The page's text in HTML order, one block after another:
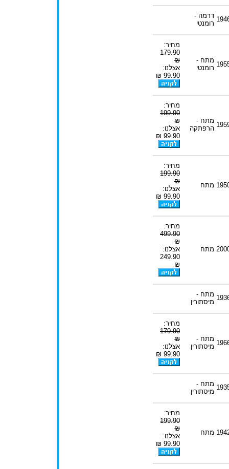
דרמה -
רומנטי
מתח -
רומנטי
מחיר:
179.90
₪
אצלנו:
99.90 ₪
מתח -
הרפתקה
מחיר:
199.90
₪
אצלנו:
99.90 ₪
מתח
מחיר:
199.90
₪
אצלנו:
99.90 ₪
מתח
מחיר:
499.90
₪
אצלנו:
249.90
₪
מתח -
מיסתורין
מתח -
מיסתורין
מחיר:
179.90
₪
אצלנו:
99.90 ₪
מתח -
מיסתורין
מתח
מחיר:
199.90
₪
אצלנו:
99.90 ₪